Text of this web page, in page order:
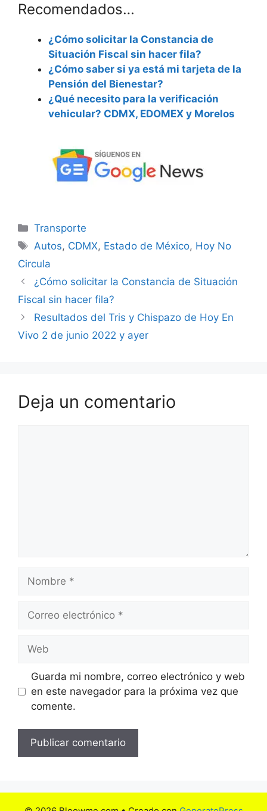
Recomendados…
¿Cómo solicitar la Constancia de
Situación Fiscal sin hacer fila?
¿Cómo saber si ya está mi tarjeta de la
Pensión del Bienestar?
¿Qué necesito para la verificación
vehicular? CDMX, EDOMEX y Morelos
Categorías
Transporte
Etiquetas
Autos, CDMX, Estado de México, Hoy No
Circula
¿Cómo solicitar la Constancia de Situación
Fiscal sin hacer fila?
Resultados del Tris y Chispazo de Hoy En
Vivo 2 de junio 2022 y ayer
Deja un comentario
electrónico
Guarda mi nombre, correo electrónico y web
en este navegador para la próxima vez que
comente.